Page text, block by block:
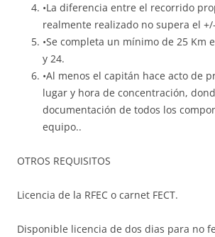
•La diferencia entre el recorrido
realmente realizado no supera el
•Se completa un mínimo de 25 Km
y 24.
•Al menos el capitán hace acto de
lugar y hora de concentración,
documentación de todos los
equipo..
OTROS REQUISITOS
Licencia de la RFEC o carnet FECT.
Disponible licencia de dos dias para no